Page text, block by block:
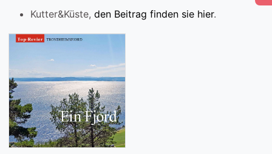
Kutter&Küste, den Beitrag finden sie hier.